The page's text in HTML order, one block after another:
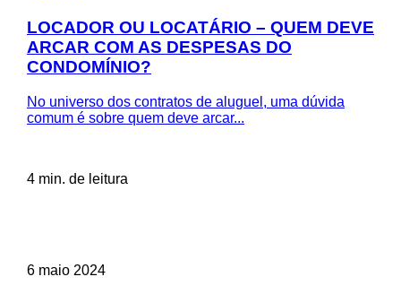
LOCADOR OU LOCATÁRIO – QUEM DEVE
ARCAR COM AS DESPESAS DO
CONDOMÍNIO?
No universo dos contratos de aluguel, uma dúvida
comum é sobre quem deve arcar...
4 min. de leitura
6 maio 2024